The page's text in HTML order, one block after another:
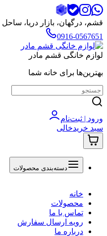
قشم، درگهان، بازار دریا، ساحل 9، پلاک 1859
0916-0567651
لوازم خانگی قشم مادر
بهترین‌ها برای خانه شما
ورود | ثبت‌نام
سبد خریدخالی
دسته‌بندی محصولات
خانه
محصولات
تماس با ما
رویه ارسال سفارش
درباره ما